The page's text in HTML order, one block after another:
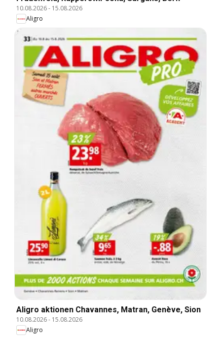
10.08.2026- 15.08.2026
Aligro
Aligro aktionen Chavannes, Matran, Genève, Sion
10.08.2026- 15.08.2026
Aligro